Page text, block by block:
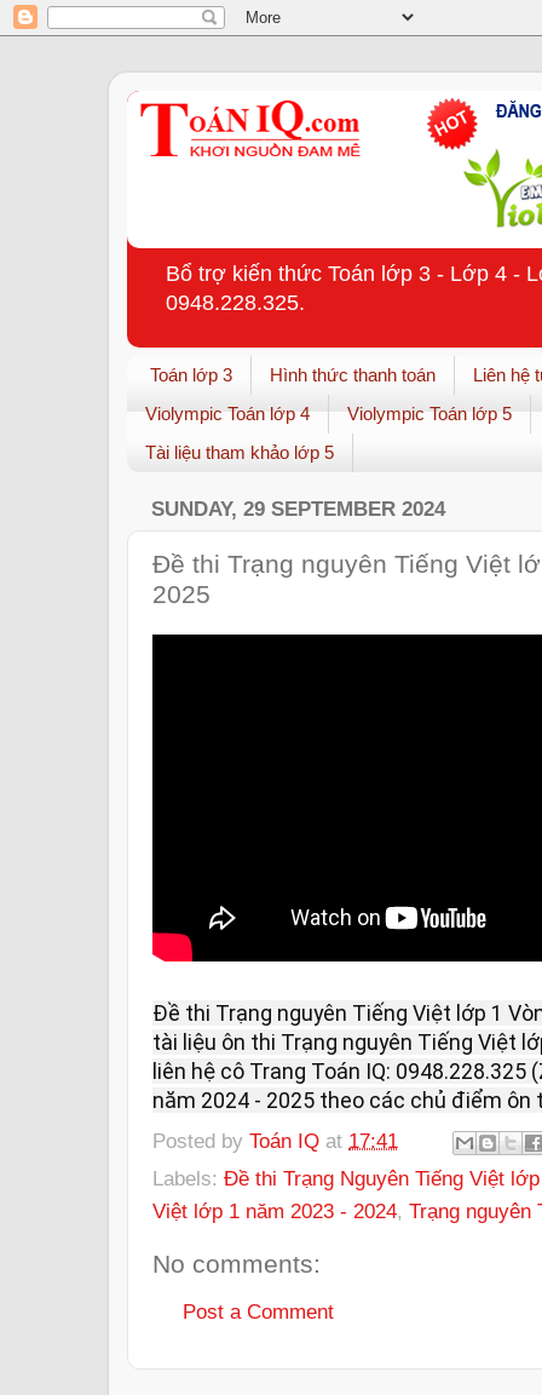
Bổ trợ kiến thức Toán lớp 3 - Lớp 4 -
0948.228.325.
Toán lớp 3 Hình thức thanh toán
Liên hệ
Violympic Toán lớp 4
Violympic Toán lớp 5
Tài liệu tham khảo lớp 5
SUNDAY, 29 SEPTEMBER 2024
Đề thi Trạng nguyên Tiếng Việt
2025
Đề thi Trạng nguyên Tiếng Việt lớp 1
tài liệu ôn thi Trạng nguyên Tiếng Việt
liên hệ cô Trang Toán IQ: 0948.228.325
năm 2024 - 2025 theo các chủ điểm ôn
Posted by Toán IQ at 17:41
Labels: Đề thi Trạng Nguyên Tiếng Việt
Việt lớp 1 năm 2023 - 2024, Trạng nguyên
No comments:
Post a Comment